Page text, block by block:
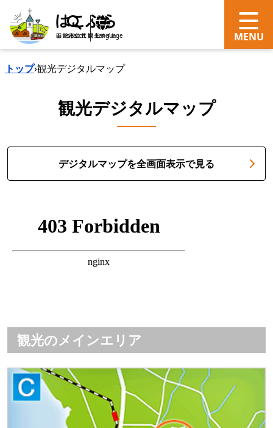
search Language
トップ›観光デジタルマップ
観光デジタルマップ
デジタルマップを全画面表示で見る
観光のメインエリア